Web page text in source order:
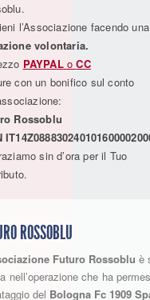
l’Associazione facendo una
volontaria.
PAYPALoCC
con un bonifico sul conto
Rossoblu
sin d’ora per il Tuo
ROSSOBLU
Futuro Rossoblu è
nell’operazione che ha
del Bologna Fc 1909